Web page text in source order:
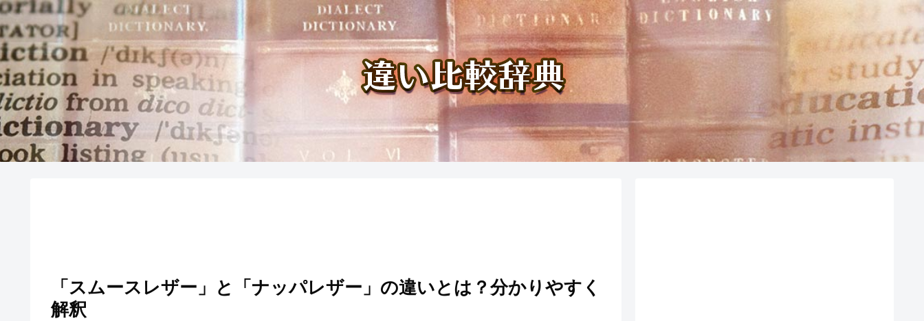
「スムースレザー」と「ナッパレザー」の違いとは？分かりやすく
解釈